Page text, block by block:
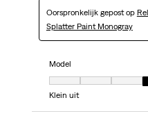
Oorspronkelijk gepost op
Splatter Paint Monogray
Model
Model, 4 van 7, waarbij 1
Klein uit